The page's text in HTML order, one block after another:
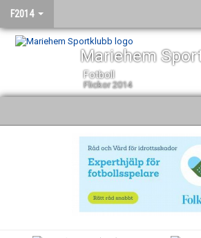
F2014
Mariehem
Fotboll
Flickor 2014